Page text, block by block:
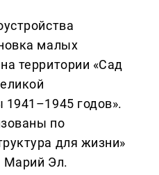
малых
территории «Сад
1941–1945 годов».
по
для жизни»
Марий Эл.